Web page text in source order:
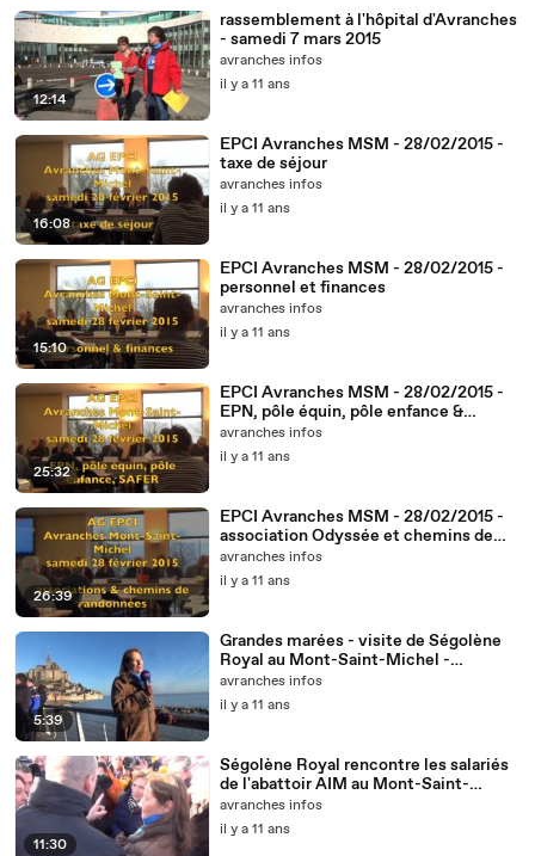
12:14
rassemblement à l'hôpital d'Avranches
- samedi 7 mars 2015
avranches infos
il y a 11 ans
16:08
EPCI Avranches MSM - 28/02/2015 -
taxe de séjour
avranches infos
il y a 11 ans
15:10
EPCI Avranches MSM - 28/02/2015 -
personnel et finances
avranches infos
il y a 11 ans
25:32
EPCI Avranches MSM - 28/02/2015 -
EPN, pôle équin, pôle enfance &
SAFER
avranches infos
il y a 11 ans
26:39
EPCI Avranches MSM - 28/02/2015 -
association Odyssée et chemins de
randonnée
avranches infos
il y a 11 ans
5:39
Grandes marées - visite de Ségolène
Royal au Mont-Saint-Michel -
dimanche 22 février 2015
avranches infos
il y a 11 ans
11:30
Ségolène Royal rencontre les salariés
de l'abattoir AIM au Mont-Saint-
Michel
avranches infos
il y a 11 ans